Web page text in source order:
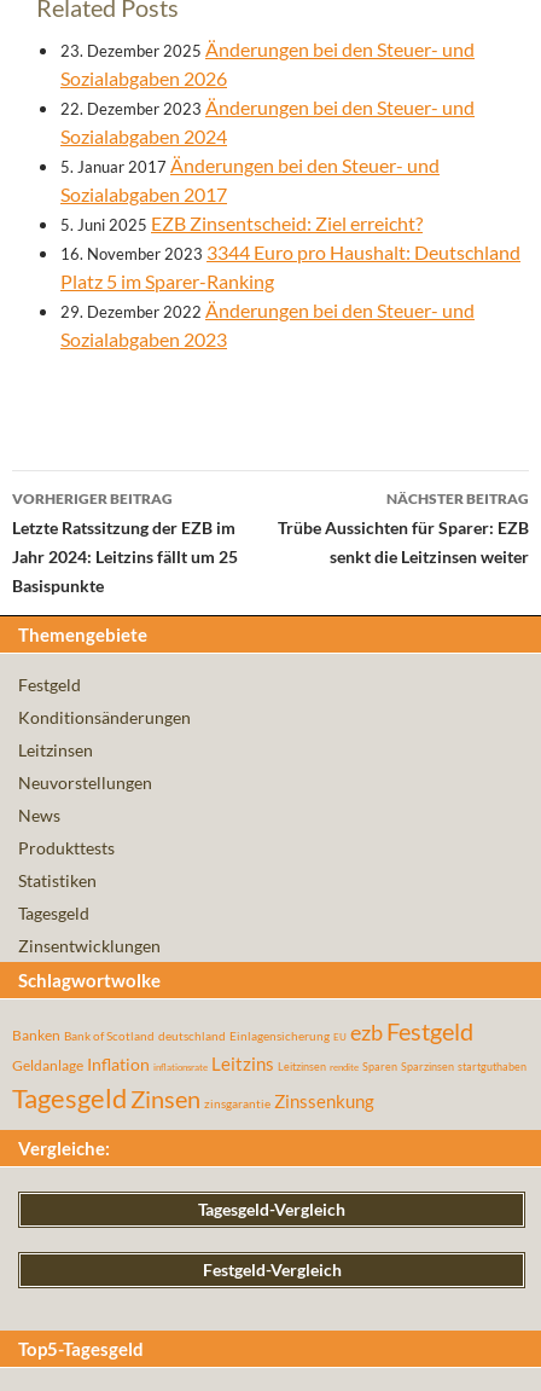
Related Posts
23. Dezember 2025 Änderungen bei den Steuer- und
Sozialabgaben 2026
22. Dezember 2023 Änderungen bei den Steuer- und
Sozialabgaben 2024
5. Januar 2017 Änderungen bei den Steuer- und
Sozialabgaben 2017
5. Juni 2025 EZB Zinsentscheid: Ziel erreicht?
16. November 2023 3344 Euro pro Haushalt: Deutschland
Platz 5 im Sparer-Ranking
29. Dezember 2022 Änderungen bei den Steuer- und
Sozialabgaben 2023
Beitrags-
Navigation
VORHERIGER BEITRAG
Letzte Ratssitzung der EZB im
Jahr 2024: Leitzins fällt um 25
Basispunkte
NÄCHSTER BEITRAG
Trübe Aussichten für Sparer: EZB
senkt die Leitzinsen weiter
Themengebiete
Festgeld
Konditionsänderungen
Leitzinsen
Neuvorstellungen
News
Produkttests
Statistiken
Tagesgeld
Zinsentwicklungen
Schlagwortwolke
Banken Bank of Scotland deutschland Einlagensicherung EU ezbFestgeld
Geldanlage Inflation inflationsrate Leitzins Leitzinsen rendite Sparen Sparzinsen startguthaben
Tagesgeld Zinsen zinsgarantie Zinssenkung
Vergleiche:
Tagesgeld-Vergleich
Festgeld-Vergleich
Top5-Tagesgeld